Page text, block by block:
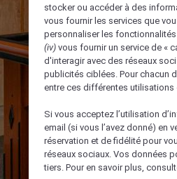
stocker ou accéder à des
vous fournir les services que
personnaliser les
(iv) vous fournir un service de «
d'interagir avec des réseaux
publicités ciblées. Pour chacun
entre ces différentes utilisations
Si vous acceptez l’utilisation
email (si vous l’avez donné) en
réservation et de fidélité pour
réseaux sociaux. Vos données
tiers. Pour en savoir plus,